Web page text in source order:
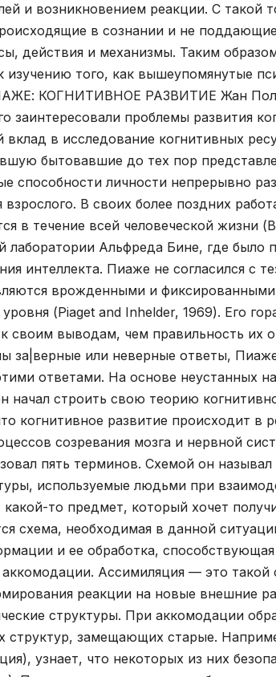
и возникновением реакции. С такой
в сознании и не
действия и механизмы. Таким
изучению того, как вышеупомянутые
КОГНИТИВНОЕ РАЗВИТИЕ Жан
заинтересовали проблемы развития
в исследование когнитивных
бытовавшие до тех пор
способности личности непрерывно
В своих более поздних
в течение всей человеческой жизни
Альфреда Бине, где было
интеллекта. Пиаже не согласился с
врожденными и
(Piaget and Inhelder, 1969). Его
своим выводам, чем правильность их
за|верные или неверные ответы,
ответами. На основе неустанных
строить свою теорию
когнитивное развитие происходит в
созревания мозга и нервной
пять терминов. Схемой он
используемые людьми при
то предмет, который хочет
схема, необходимая в данной
и ее обработка,
Ассимиляция — это такой
реакции на новые внешние
структуры. При аккомодации
структур, замещающих старые.
узнает, что некоторых из них